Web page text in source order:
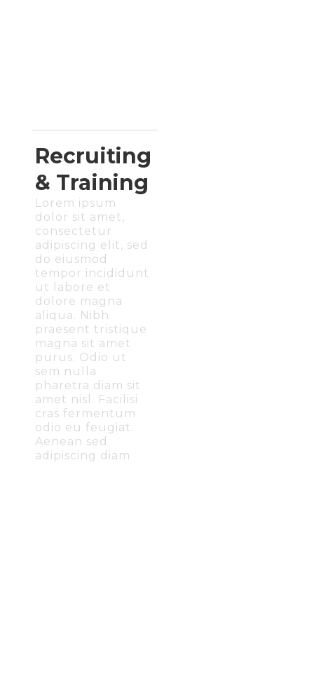
Recruiting
& Training
Lorem ipsum
dolor sit amet,
consectetur
adipiscing elit, sed
do eiusmod
tempor incididunt
ut labore et
dolore magna
aliqua. Nibh
praesent tristique
magna sit amet
purus. Odio ut
sem nulla
pharetra diam sit
amet nisl. Facilisi
cras fermentum
odio eu feugiat.
Aenean sed
adipiscing diam